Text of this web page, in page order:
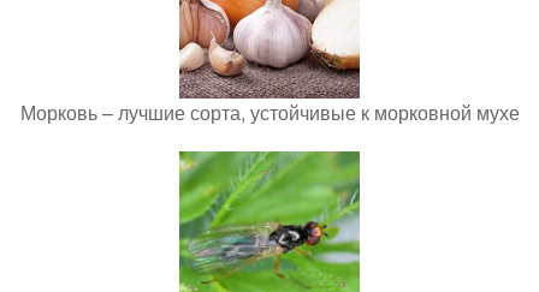
Морковь – лучшие сорта, устойчивые к морковной мухе